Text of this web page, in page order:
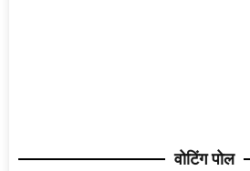
वोटिंग पोल